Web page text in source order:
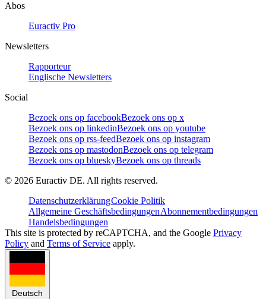
Abos
Euractiv Pro
Newsletters
Rapporteur
Englische Newsletters
Social
Bezoek ons op facebookBezoek ons op x
Bezoek ons op linkedinBezoek ons op youtube
Bezoek ons op rss-feedBezoek ons op instagram
Bezoek ons op mastodonBezoek ons op telegram
Bezoek ons op blueskyBezoek ons op threads
© 2026 Euractiv DE. All rights reserved.
DatenschutzerklärungCookie Politik
Allgemeine GeschäftsbedingungenAbonnementbedingungen
Handelsbedingungen
This site is protected by reCAPTCHA, and the Google Privacy
Policy and Terms of Service apply.
Deutsch